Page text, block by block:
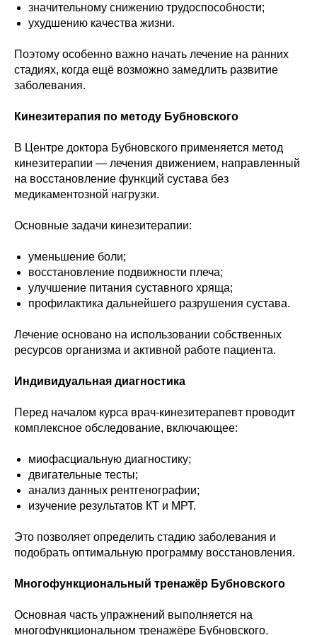
значительному снижению трудоспособности;
ухудшению качества жизни.
Поэтому особенно важно начать лечение на ранних
стадиях, когда ещё возможно замедлить развитие
заболевания.
Кинезитерапия по методу Бубновского
В Центре доктора Бубновского применяется метод
кинезитерапии — лечения движением, направленный
на восстановление функций сустава без
медикаментозной нагрузки.
Основные задачи кинезитерапии:
уменьшение боли;
восстановление подвижности плеча;
улучшение питания суставного хряща;
профилактика дальнейшего разрушения сустава.
Лечение основано на использовании собственных
ресурсов организма и активной работе пациента.
Индивидуальная диагностика
Перед началом курса врач-кинезитерапевт проводит
комплексное обследование, включающее:
миофасциальную диагностику;
двигательные тесты;
анализ данных рентгенографии;
изучение результатов КТ и МРТ.
Это позволяет определить стадию заболевания и
подобрать оптимальную программу восстановления.
Многофункциональный тренажёр Бубновского
Основная часть упражнений выполняется на
многофункциональном тренажёре Бубновского.